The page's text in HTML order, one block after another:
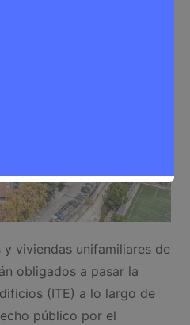
viviendas unifamiliares de
obligados a pasar la
(ITE) a lo largo de
público por el